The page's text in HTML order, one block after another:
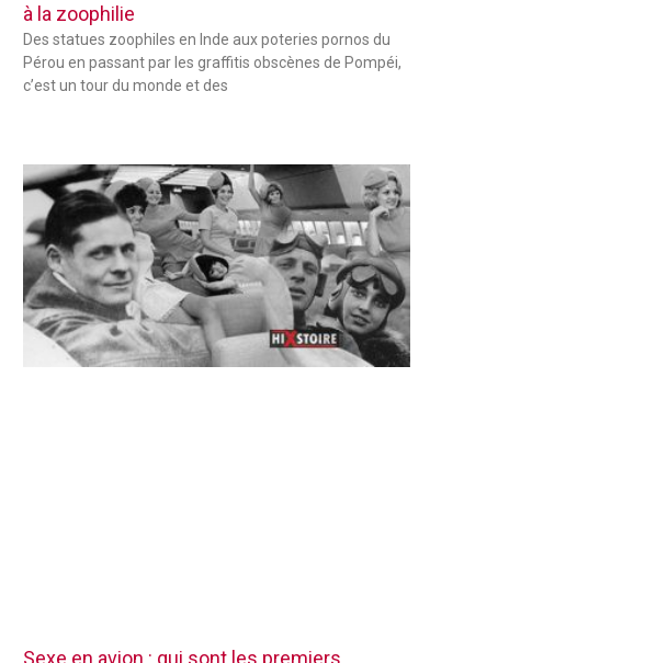
à la zoophilie
Des statues zoophiles en Inde aux poteries pornos du
Pérou en passant par les graffitis obscènes de Pompéi,
c’est un tour du monde et des
Sexe en avion : qui sont les premiers